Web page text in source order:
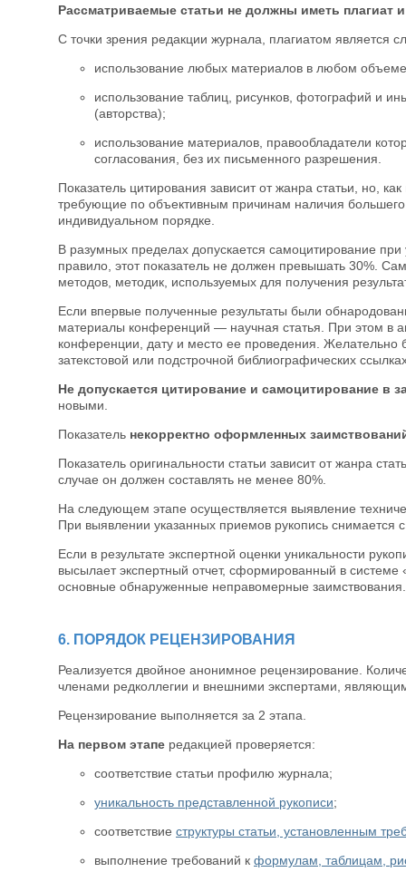
Рассматриваемые статьи не должны иметь плагиат и
С точки зрения редакции журнала, плагиатом является
использование любых материалов в любом объеме
использование таблиц, рисунков, фотографий и
(авторства);
использование материалов, правообладатели
согласования, без их письменного разрешения.
Показатель цитирования зависит от жанра статьи, но,
требующие по объективным причинам наличия
индивидуальном порядке.
В разумных пределах допускается самоцитирование
правило, этот показатель не должен превышать 30%.
методов, методик, используемых для получения
Если впервые полученные результаты были
материалы конференций — научная статья. При этом в
конференции, дату и место ее проведения. Желательно
затекстовой или подстрочной библиографических
Не допускается цитирование и самоцитирование в
новыми.
Показатель некорректно оформленных
Показатель оригинальности статьи зависит от жанра
случае он должен составлять не менее 80%.
На следующем этапе осуществляется выявление
При выявлении указанных приемов рукопись снимается
Если в результате экспертной оценки уникальности
высылает экспертный отчет, сформированный в
основные обнаруженные неправомерные заимствования.
6. ПОРЯДОК РЕЦЕНЗИРОВАНИЯ
Реализуется двойное анонимное рецензирование.
членами редколлегии и внешними экспертами,
Рецензирование выполняется за 2 этапа.
На первом этапе редакцией проверяется:
соответствие статьи профилю журнала;
уникальность представленной рукописи;
соответствие структуры статьи, установленным
выполнение требований к формулам, таблицам,